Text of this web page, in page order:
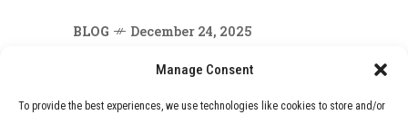
Manage Consent
To provide the best experiences, we use technologies like cookies to store and/or
BLOG December 24, 2025
de Ancianos de Pensilvania Deja al